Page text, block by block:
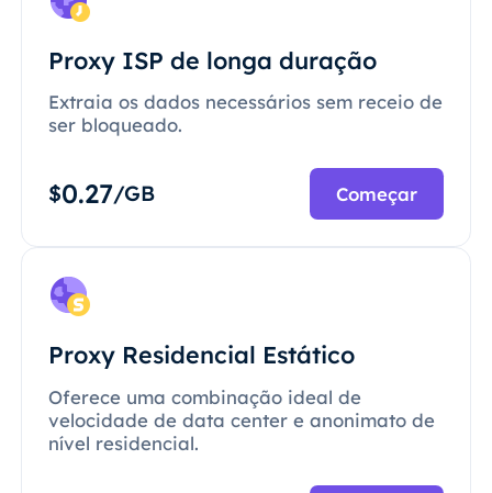
Proxy ISP de longa duração
Extraia os dados necessários sem receio de
ser bloqueado.
$0.27/GB Começar
Proxy Residencial Estático
Oferece uma combinação ideal de
velocidade de data center e anonimato de
nível residencial.